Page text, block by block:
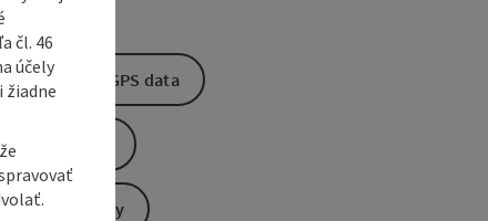
Download GPS data
Send inquiry
čl. 46
účely